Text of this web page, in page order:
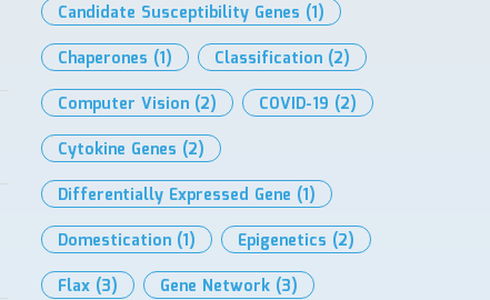
Candidate Susceptibility Genes (1)
Chaperones (1) Classification (2)
Computer Vision (2) COVID-19 (2)
Cytokine Genes (2)
Differentially Expressed Gene (1)
Domestication (1) Epigenetics (2)
Flax (3) Gene Network (3)